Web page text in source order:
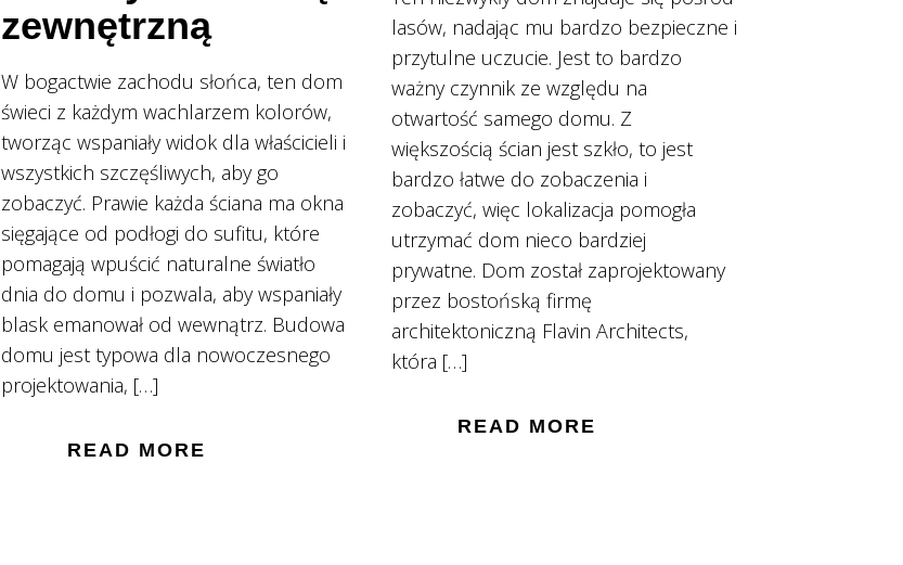
zewnętrzną
W bogactwie zachodu słońca, ten dom
świeci z każdym wachlarzem kolorów,
tworząc wspaniały widok dla właścicieli i
wszystkich szczęśliwych, aby go
zobaczyć. Prawie każda ściana ma okna
sięgające od podłogi do sufitu, które
pomagają wpuścić naturalne światło
dnia do domu i pozwala, aby wspaniały
blask emanował od wewnątrz. Budowa
domu jest typowa dla nowoczesnego
projektowania, […]
READ MORE
lasów, nadając mu bardzo bezpieczne i
przytulne uczucie. Jest to bardzo
ważny czynnik ze względu na
otwartość samego domu. Z
większością ścian jest szkło, to jest
bardzo łatwe do zobaczenia i
zobaczyć, więc lokalizacja pomogła
utrzymać dom nieco bardziej
prywatne. Dom został zaprojektowany
przez bostońską firmę
architektoniczną Flavin Architects,
która […]
READ MORE